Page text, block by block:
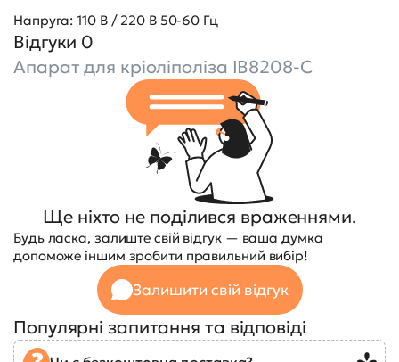
Напруга: 110 В / 220 В 50-60 Гц
Відгуки 0
Апарат для кріоліполіза IB8208-C
Ще ніхто не поділився враженнями.
Будь ласка, залиште свій відгук — ваша думка
допоможе іншим зробити правильний вибір!
Залишити свій відгук
Популярні запитання та відповіді